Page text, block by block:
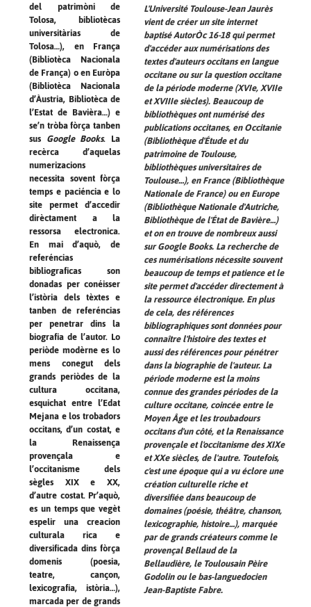
del patrimòni de
Tolosa, bibliotècas
universitàrias de
Tolosa…), en França
(Bibliotèca Nacionala
de França) o en Euròpa
(Bibliotèca Nacionala
d’Àustria, Bibliotèca de
l’Estat de Bavièra…) e
se’n tròba fòrça tanben
sus Google Books. La
recèrca d’aquelas
numerizacions
necessita sovent fòrça
temps e paciéncia e lo
site permet d’accedir
dirèctament a la
ressorsa electronica.
En mai d’aquò, de
referéncias
bibliograficas son
donadas per conéisser
l’istòria dels tèxtes e
tanben de referéncias
per penetrar dins la
biografia de l’autor. Lo
periòde modèrne es lo
mens conegut dels
grands periòdes de la
cultura occitana,
esquichat entre l’Edat
Mejana e los trobadors
occitans, d’un costat, e
la Renaissença
provençala e
l’occitanisme dels
sègles XIX e XX,
d’autre costat. Pr’aquò,
es un temps que vegèt
espelir una creacion
culturala rica e
diversificada dins fòrça
domenis (poesia,
teatre, cançon,
lexicografia, istòria…),
marcada per de grands
L'Université Toulouse-Jean Jaurès
vient de créer un site internet
baptisé AutorÒc 16-18 qui permet
d'accéder aux numérisations des
textes d'auteurs occitans en langue
occitane ou sur la question occitane
de la période moderne (XVIe, XVIIe
et XVIIIe siècles). Beaucoup de
bibliothèques ont numérisé des
publications occitanes, en Occitanie
(Bibliothèque d'Étude et du
patrimoine de Toulouse,
bibliothèques universitaires de
Toulouse…), en France (Bibliothèque
Nationale de France) ou en Europe
(Bibliothèque Nationale d'Autriche,
Bibliothèque de l'État de Bavière…)
et on en trouve de nombreux aussi
surGoogle Books. La recherche de
ces numérisations nécessite souvent
beaucoup de temps et patience et le
site permet d'accéder directement à
la ressource électronique. En plus
de cela, des références
bibliographiques sont données pour
connaître l'histoire des textes et
aussi des références pour pénétrer
dans la biographie de l'auteur. La
période moderne est la moins
connue des grandes périodes de la
culture occitane, coincée entre le
Moyen Âge et les troubadours
occitans d'un côté, et la Renaissance
provençale et l'occitanisme des XIXe
et XXe siècles, de l'autre. Toutefois,
c'est une époque qui a vu éclore une
création culturelle riche et
diversifiée dans beaucoup de
domaines (poésie, théâtre, chanson,
lexicographie, histoire…), marquée
par de grands créateurs comme le
provençal Bellaud de la
Bellaudière, le Toulousain Pèire
Godolin ou le bas-languedocien
Jean-Baptiste Fabre.